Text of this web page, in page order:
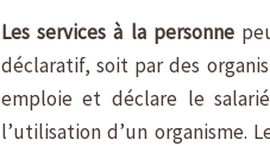
Les services à la personne
déclaratif, soit par des
emploie et déclare le
l’utilisation d’un organisme.